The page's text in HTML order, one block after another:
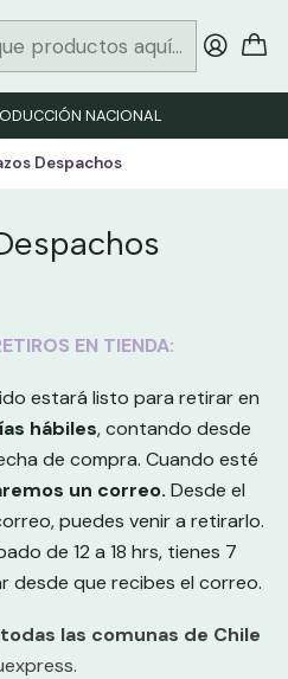
NACIONAL
Despachos
EN TIENDA:
estará listo para retirar en
hábiles, contando desde
de compra. Cuando esté
un correo. Desde el
puedes venir a retirarlo.
de 12 a 18 hrs, tienes 7
desde que recibes el correo.
todas las comunas de Chile
.